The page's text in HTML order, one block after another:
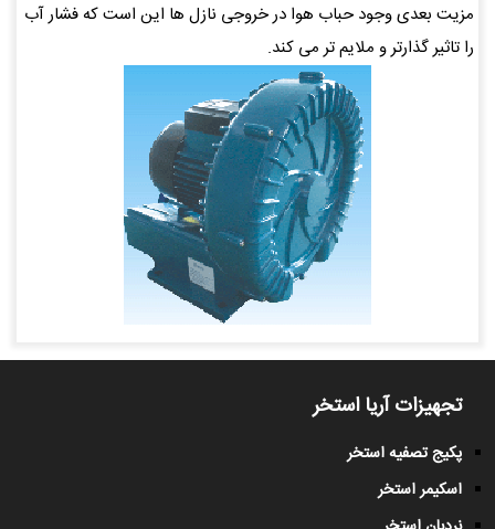
مزیت بعدی وجود حباب هوا در خروجی نازل ها این است که فشار آب
را تاثیر گذارتر و ملایم تر می کند.
تجهیزات آریا استخر
پکیج تصفیه استخر
اسکیمر استخر